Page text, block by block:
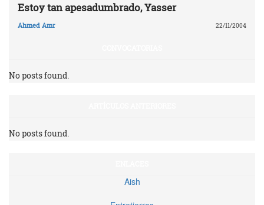
Estoy tan apesadumbrado, Yasser
Ahmed Amr 22/11/2004
No posts found.
No posts found.
Aish